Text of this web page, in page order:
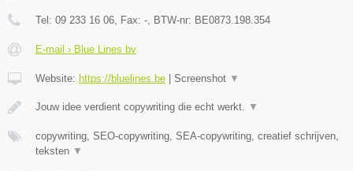
Tel: 09 233 16 06, Fax: -, BTW-nr: BE0873.198.354
E-mail › Blue Lines bv
Website: https://bluelines.be Screenshot ▼
Jouw idee verdient copywriting die echt werkt. ▼
copywriting, SEO-copywriting, SEA-copywriting, creatief schrijven,
teksten ▼